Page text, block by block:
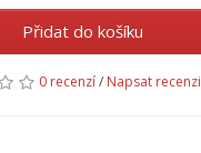
Přidat do košíku
0 recenzí/ Napsat recenzi